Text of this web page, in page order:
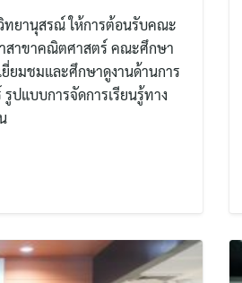
ทยานุสรณ์ ให้การต้อนรับคณะ
สาขาคณิตศาสตร์ คณะศึกษา
ยมชมและศึกษาดูงานด้านการ
ปแบบการจัดการเรียนรู้ทาง